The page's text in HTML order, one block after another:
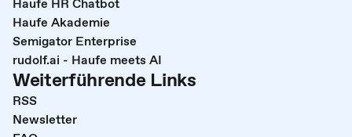
Haufe Akademie
Semigator Enterprise
rudolf.ai - Haufe meets AI
Weiterführende Links
RSS
Newsletter